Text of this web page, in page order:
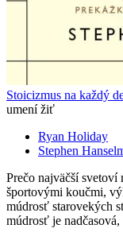
Stoicizmus na každý
umení žiť
Ryan Holiday
Stephen
Prečo najväčší
športovými koučmi,
múdrosť starovekých
múdrosť je